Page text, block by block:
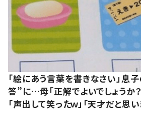
「絵にあう言葉を書きなさい」息
答”に…母「正解でよいでしょうか
「声出して笑ったｗ」「天才だと思い